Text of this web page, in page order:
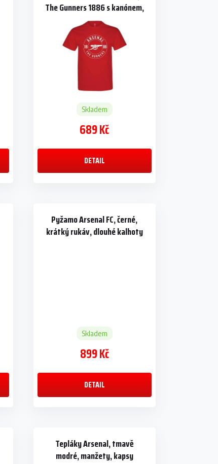
The Gunners 1886 s kanónem,
červené
Skladem
689 Kč
DETAIL
Pyžamo Arsenal FC, černé,
krátký rukáv, dlouhé kalhoty
Skladem
899 Kč
DETAIL
Tepláky Arsenal, tmavě
modré, manžety, kapsy